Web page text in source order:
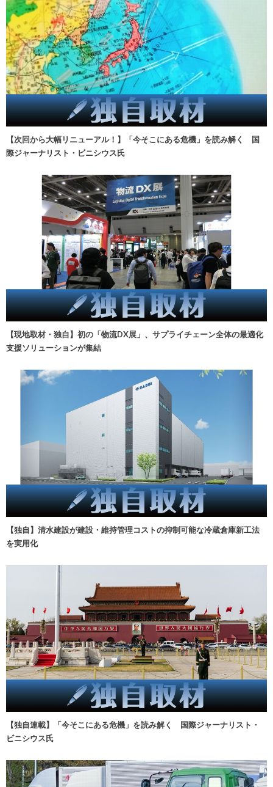
【次回から大幅リニューアル！】「今そこにある危機」を読み解く 国
際ジャーナリスト・ビニシウス氏
【現地取材・独自】初の「物流DX展」、サプライチェーン全体の最適化
支援ソリューションが集結
【独自】清水建設が建設・維持管理コストの抑制可能な冷蔵倉庫新工法
を実用化
【独自連載】「今そこにある危機」を読み解く 国際ジャーナリスト・
ビニシウス氏